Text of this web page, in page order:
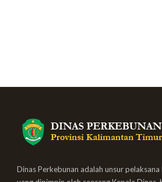
Dinas Perkebunan adalah unsur